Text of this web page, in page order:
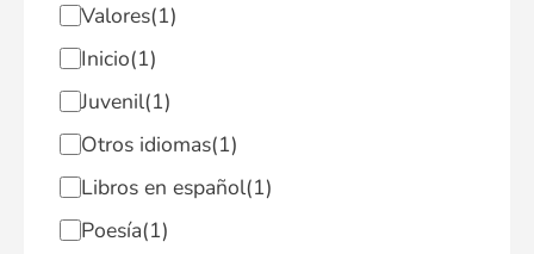
Valores(1)
Inicio(1)
Juvenil(1)
Otros idiomas(1)
Libros en español(1)
Poesía(1)